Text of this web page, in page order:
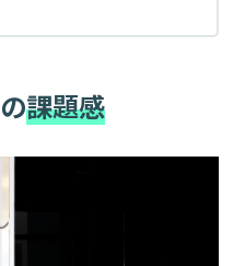
課題感